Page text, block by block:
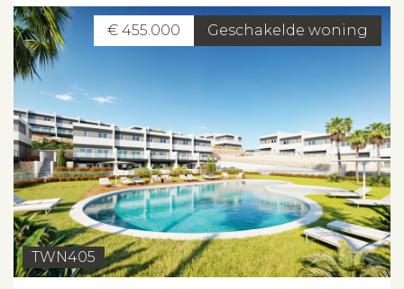
Beleggen
Beheren
Projectbegeleiding
Zoeken
Spanje
Aanbod
Geschakelde woning
€ 455.000
TWN405